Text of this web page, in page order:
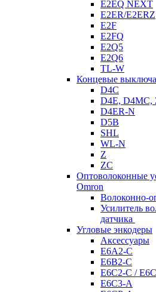
E2EQ NEXT
E2ER/E2ERZ
E2F
E2FQ
E2Q5
E2Q6
TL-W
Концевые
D4C
D4E, D4MC,
D4ER-N
D5B
SHL
WL-N
Z
ZC
Оптоволоконные
Omron
Волоконно-
Усилитель
датчика
Угловые энкодеры
Аксессуары
E6A2-C
E6B2-C
E6C2-C /
E6C3-A